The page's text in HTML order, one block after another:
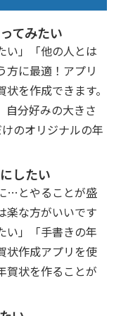
てみたい
い」「他の人とは
方に最適！アプリ
を作成できます。
自分好みの大きさ
のオリジナルの年
したい
…とやることが盛
楽な方がいいです
い」「手書きの年
状作成アプリを使
賀状を作ることが